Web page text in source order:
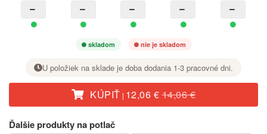
skladom nie je skladom
U položiek na sklade je doba dodania 1-3 pracovné dni.
KÚPIŤ | 12,06 €14,06 €
Ďalšie produkty na potlač